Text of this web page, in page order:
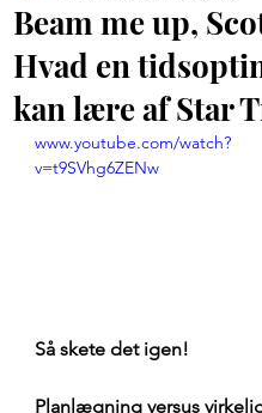
Beam me up,
Hvad en
kan lære af Star
www.youtube.com/watch?
v=t9SVhg6ZENw
Så skete det igen!
Planlægning versus